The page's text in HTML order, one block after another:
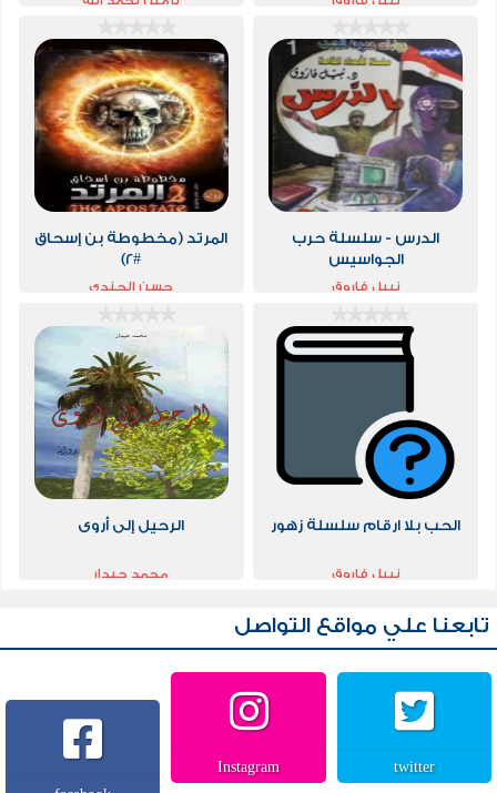
الدرس - سلسلة حرب
الجواسيس
نبيل فاروق
المرتد (مخطوطة بن إسحاق
#2)
حسن الجندي
الحب بلا ارقام سلسلة زهور
نبيل فاروق
الرحيل إلى أروى
محمد حيدار
تابعنا علي مواقع التواصل
twitter
Instagram